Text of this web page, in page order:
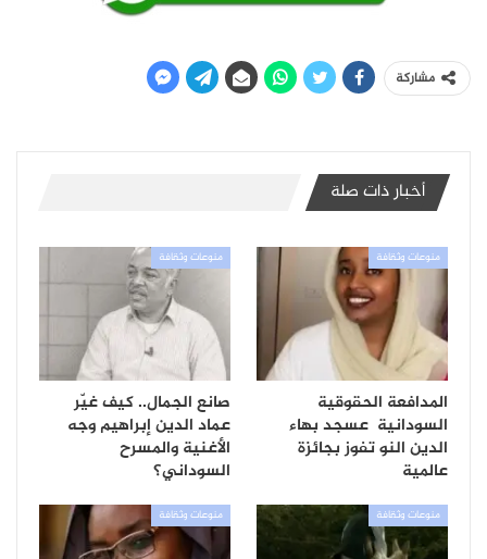
مشاركة
أخبار ذات صلة
منوعات وثقافة
المدافعة الحقوقية
السودانية عسجد بهاء
الدين النو تفوز بجائزة
عالمية
منوعات وثقافة
صانع الجمال.. كيف غيّر
عماد الدين إبراهيم وجه
الأغنية والمسرح
السوداني؟
منوعات وثقافة منوعات وثقافة